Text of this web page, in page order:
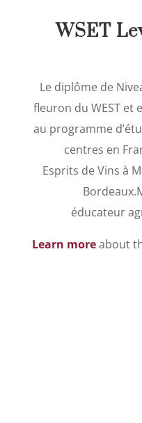
WSET
Le diplôme de
fleuron du WEST et
au programme
centres en
Esprits de Vins à
éducateur
Learn moreabout